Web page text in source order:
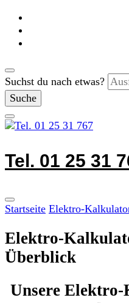
Suchst du nach etwas?
Tel. 01 25 31
Startseite Elektro-
Elektro-
Überblick
Unsere